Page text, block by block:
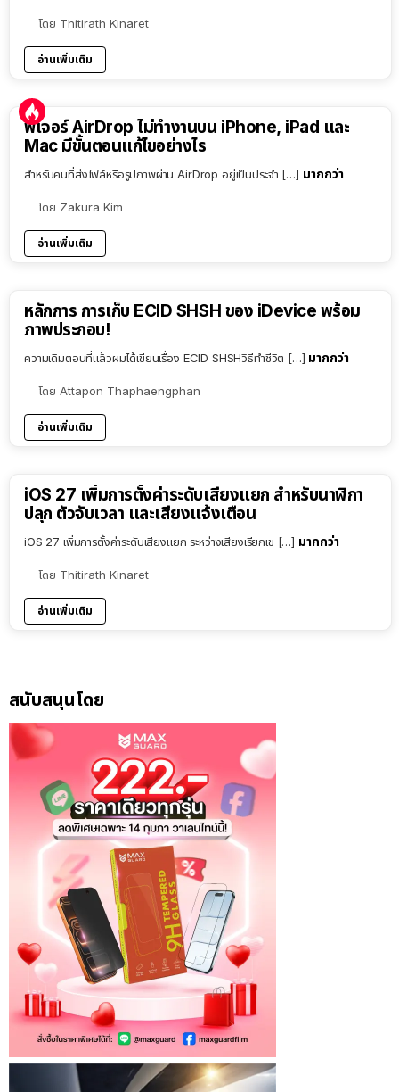
โดย Thitirath Kinaret
อ่านเพิ่มเติม
ฟีเจอร์ AirDrop ไม่ทำงานบน iPhone, iPad และ
Mac มีขั้นตอนแก้ไขอย่างไร
สำหรับคนที่ส่งไฟล์หรือรูปภาพผ่าน AirDrop อยู่เป็นประจำ […] มากกว่า
โดย Zakura Kim
อ่านเพิ่มเติม
หลักการ การเก็บ ECID SHSH ของ iDevice พร้อม
ภาพประกอบ!
ความเดิมตอนที่แล้วผมได้เขียนเรื่อง ECID SHSHวิธีทำชีวิต […] มากกว่า
โดย Attapon Thaphaengphan
อ่านเพิ่มเติม
iOS 27 เพิ่มการตั้งค่าระดับเสียงแยก สำหรับนาฬิกา
ปลุก ตัวจับเวลา และเสียงแจ้งเตือน
iOS 27 เพิ่มการตั้งค่าระดับเสียงแยก ระหว่างเสียงเรียกเข […] มากกว่า
โดย Thitirath Kinaret
อ่านเพิ่มเติม
สนับสนุนโดย